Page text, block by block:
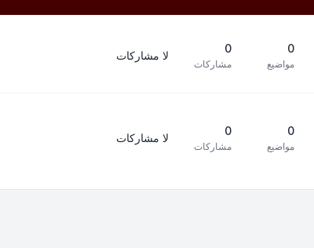
0
مواضيع
0
مشاركات
لا مشاركات
0
مواضيع
0
مشاركات
لا مشاركات